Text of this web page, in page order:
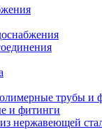
трубы и
и фитинги
нержавеющей